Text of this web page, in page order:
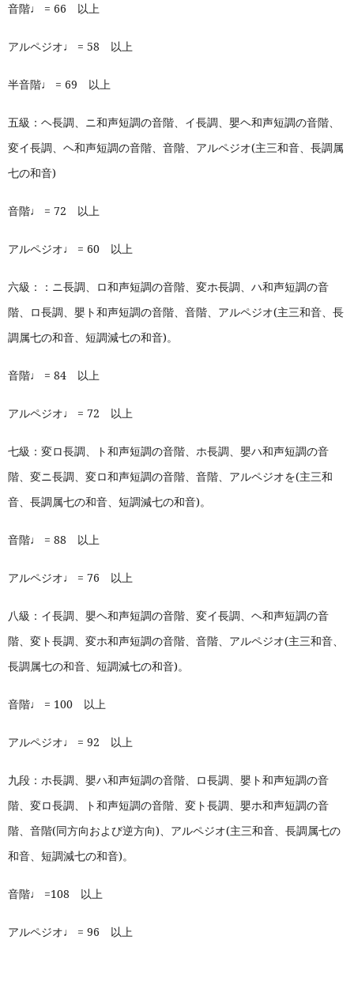
音階♩ = 66 以上
アルペジオ♩ = 58 以上
半音階♩ = 69 以上
五級：ヘ長調、ニ和声短調の音階、イ長調、嬰ヘ和声短調の音階、
変イ長調、ヘ和声短調の音階、音階、アルペジオ(主三和音、長調属
七の和音)
音階♩ = 72 以上
アルペジオ♩ = 60 以上
六級：：ニ長調、ロ和声短調の音階、変ホ長調、ハ和声短調の音
階、ロ長調、嬰ト和声短調の音階、音階、アルペジオ(主三和音、長
調属七の和音、短調減七の和音)。
音階♩ = 84 以上
アルペジオ♩ = 72 以上
七級： 変ロ長調、ト和声短調の音階、ホ長調、嬰ハ和声短調の音
階、変ニ長調、変ロ和声短調の音階、音階、アルペジオを(主三和
音、長調属七の和音、短調減七の和音)。
音階♩ = 88 以上
アルペジオ♩ = 76 以上
八級：イ長調、嬰ヘ和声短調の音階、変イ長調、ヘ和声短調の音
階、 変ト長調、変ホ和声短調の音階、音階、アルペジオ(主三和音、
長調属七の和音、短調減七の和音)。
音階♩ = 100 以上
アルペジオ♩ = 92 以上
九段：ホ長調、嬰ハ和声短調の音階、ロ長調、嬰ト和声短調の音
階、 変ロ長調、ト和声短調の音階、 変ト長調、 嬰ホ和声短調の音
階、音階(同方向および逆方向)、アルペジオ(主三和音、長調属七の
和音、短調減七の和音)。
音階♩ =108 以上
アルペジオ♩ = 96 以上